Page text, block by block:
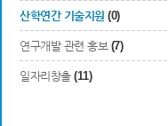
산학연간 기술지원 (0)
연구개발 관련 홍보 (7)
일자리창출 (11)